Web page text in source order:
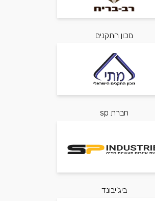
מכון התקנים
חברת sp
ביג'יבונד